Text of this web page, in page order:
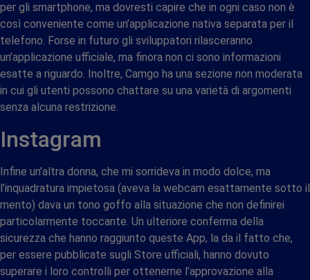
per gli smartphone, ma dovresti capire che in ogni caso non è
così conveniente come un’applicazione nativa separata per il
telefono. Forse in futuro gli sviluppatori rilasceranno
un’applicazione ufficiale, ma finora non ci sono informazioni
esatte a riguardo. Inoltre, Camgo ha una sezione non moderata
in cui gli utenti possono chattare su una varietà di argomenti
senza alcuna restrizione.
Instagram
Infine un’altra donna, che mi sorrideva in modo dolce, ma
l’inquadratura impietosa (aveva la webcam esattamente sotto il
mento) dava un tono goffo alla situazione che non definirei
particolarmente toccante. Un ulteriore conferma della
sicurezza che hanno raggiunto queste App, la da il fatto che,
per essere pubblicate sugli Store ufficiali, hanno dovuto
superare i loro controlli per ottenerne l’approvazione alla